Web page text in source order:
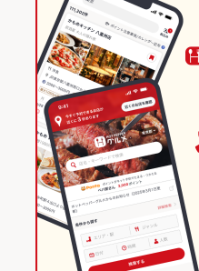
その他設備
その他
飲み放題 あり
食べ放題 なし
お子様連れ
お子様連れOK ：ラン
せん。 ディナータイ
ウェディン
グパーティ
ご不明な点はお気軽
東京 × アジア・エスニック料理全
東京・大手町・日本橋・人形町
東京・大手町・日本橋・人形町
丸の内のグルメランキング
丸の内のアジア・エスニック料